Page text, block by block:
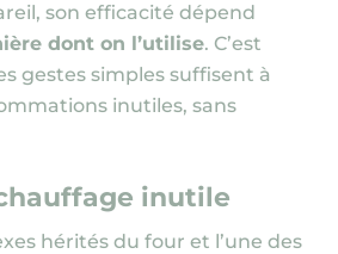
son efficacité dépend
dont on l’utilise. C’est
gestes simples suffisent à
inutiles, sans
inutile
hérités du four et l’une des